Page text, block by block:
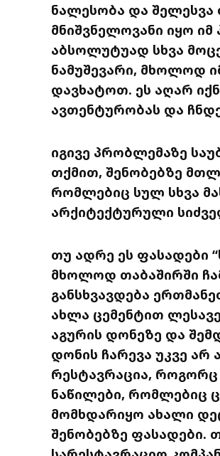
ნალესობა და შელესვა
მნიშვნელოვანი იყო
აბსოლუტუად სხვა
ნამუშევარი, მხოლოდ
დავხატოთ. ეს აღარ
ავთენტურობას და
იგივე პრობლემაზე
თქმით, შენობებზე
რომლებიც სულ სხვა
არქიტექტურული
თუ ადრე ეს ფასადები
მხოლოდ თაბაშირში
განსხვავდება
ახლა ცემენტით
აგურის დონეზე და
დონის ჩარევა უკვე
რესტავრაცია,
ნაწილები, რომლებიც
მომხდარიყო ახალი
შენობებზე ფასადები.